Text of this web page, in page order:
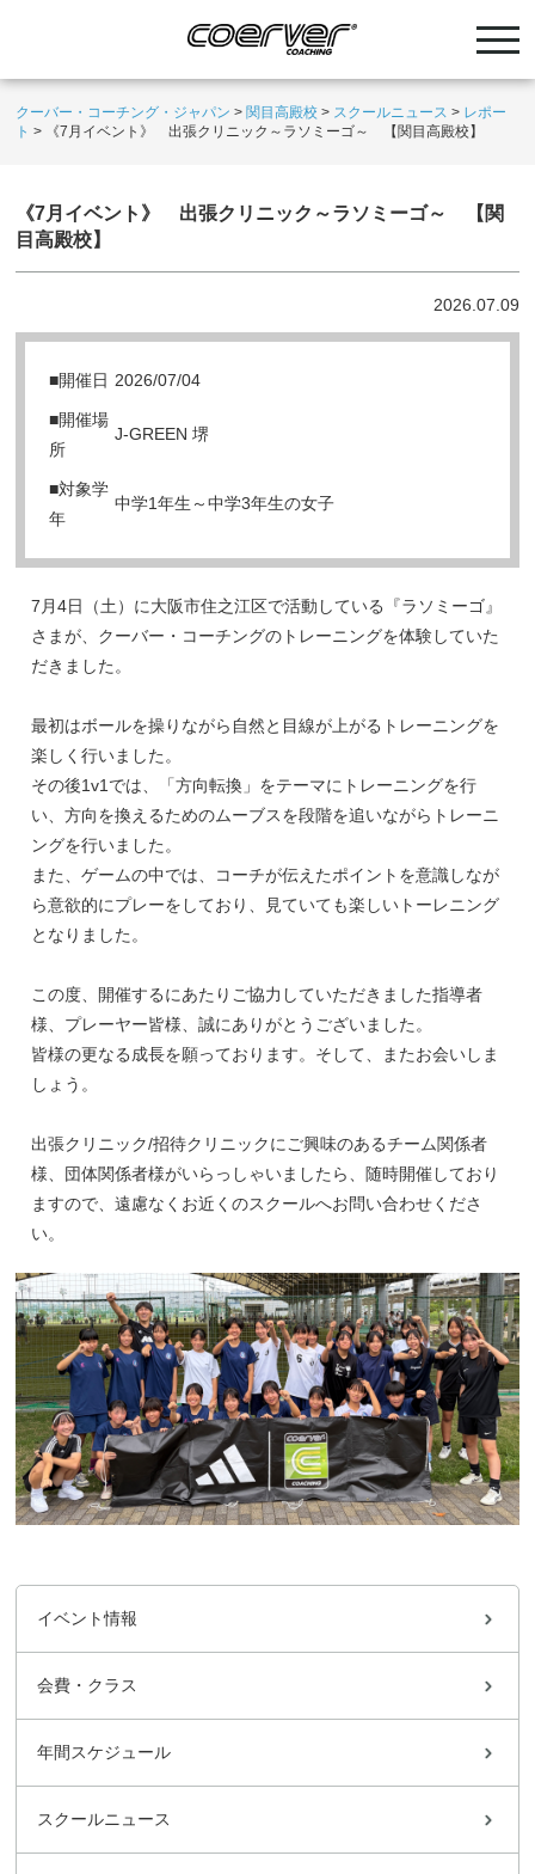
クーバー・コーチング・ジャパン > 関目高殿校 > スクールニュース > レポー
ト > 《7月イベント》 出張クリニック～ラソミーゴ～ 【関目高殿校】
《7月イベント》 出張クリニック～ラソミーゴ～ 【関
目高殿校】
2026.07.09
■開催日 2026/07/04
■開催場
所
J-GREEN 堺
■対象学
年
中学1年生～中学3年生の女子
7月4日（土）に大阪市住之江区で活動している『ラソミーゴ』
さまが、クーバー・コーチングのトレーニングを体験していた
だきました。
最初はボールを操りながら自然と目線が上がるトレーニングを
楽しく行いました。
その後1v1では、「方向転換」をテーマにトレーニングを行
い、方向を換えるためのムーブスを段階を追いながらトレーニ
ングを行いました。
また、ゲームの中では、コーチが伝えたポイントを意識しなが
ら意欲的にプレーをしており、見ていても楽しいトーレニング
となりました。
この度、開催するにあたりご協力していただきました指導者
様、プレーヤー皆様、誠にありがとうございました。
皆様の更なる成長を願っております。そして、またお会いしま
しょう。
出張クリニック/招待クリニックにご興味のあるチーム関係者
様、団体関係者様がいらっしゃいましたら、随時開催しており
ますので、遠慮なくお近くのスクールへお問い合わせくださ
い。
イベント情報
会費・クラス
年間スケジュール
スクールニュース